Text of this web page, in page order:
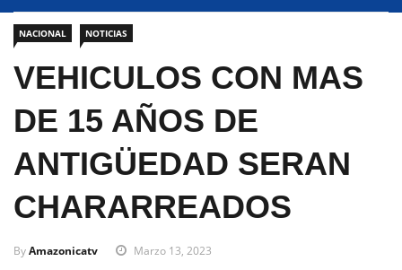
NACIONAL NOTICIAS
VEHICULOS CON MAS
DE 15 AÑOS DE
ANTIGÜEDAD SERAN
CHARARREADOS
ByAmazonicatv Marzo 13, 2023